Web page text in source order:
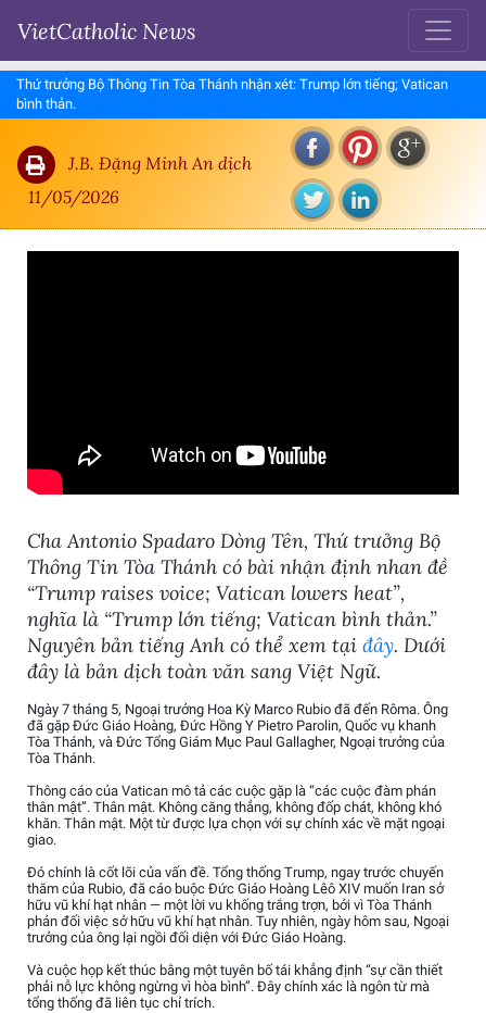
VietCatholic News
Thứ trưởng Bộ Thông Tin Tòa Thánh nhận xét: Trump lớn tiếng; Vatican
bình thản.
J.B. Đặng Minh An dịch
11/05/2026
Cha Antonio Spadaro Dòng Tên, Thứ trưởng Bộ
Thông Tin Tòa Thánh có bài nhận định nhan đề
“Trump raises voice; Vatican lowers heat”,
nghĩa là “Trump lớn tiếng; Vatican bình thản.”
Nguyên bản tiếng Anh có thể xem tại đây. Dưới
đây là bản dịch toàn văn sang Việt Ngữ.
Ngày 7 tháng 5, Ngoại trưởng Hoa Kỳ Marco Rubio đã đến Rôma. Ông
đã gặp Đức Giáo Hoàng, Đức Hồng Y Pietro Parolin, Quốc vụ khanh
Tòa Thánh, và Đức Tổng Giám Mục Paul Gallagher, Ngoại trưởng của
Tòa Thánh.
Thông cáo của Vatican mô tả các cuộc gặp là “các cuộc đàm phán
thân mật”. Thân mật. Không căng thẳng, không đốp chát, không khó
khăn. Thân mật. Một từ được lựa chọn với sự chính xác về mặt ngoại
giao.
Đó chính là cốt lõi của vấn đề. Tổng thống Trump, ngay trước chuyến
thăm của Rubio, đã cáo buộc Đức Giáo Hoàng Lêô XIV muốn Iran sở
hữu vũ khí hạt nhân — một lời vu khống trắng trợn, bởi vì Tòa Thánh
phản đối việc sở hữu vũ khí hạt nhân. Tuy nhiên, ngày hôm sau, Ngoại
trưởng của ông lại ngồi đối diện với Đức Giáo Hoàng.
Và cuộc họp kết thúc bằng một tuyên bố tái khẳng định “sự cần thiết
phải nỗ lực không ngừng vì hòa bình”. Đây chính xác là ngôn từ mà
tổng thống đã liên tục chỉ trích.